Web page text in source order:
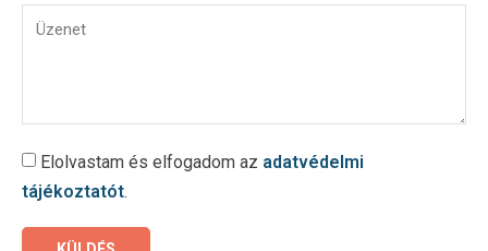
Elolvastam és elfogadom az adatvédelmi
tájékoztatót.